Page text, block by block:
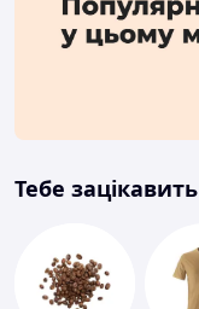
Тебе зацікавить